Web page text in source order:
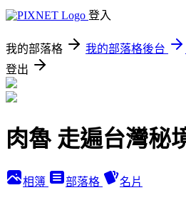
登入
我的部落格 我的部落格後台
登出
肉魯 走遍台灣秘
相簿 部落格 名片